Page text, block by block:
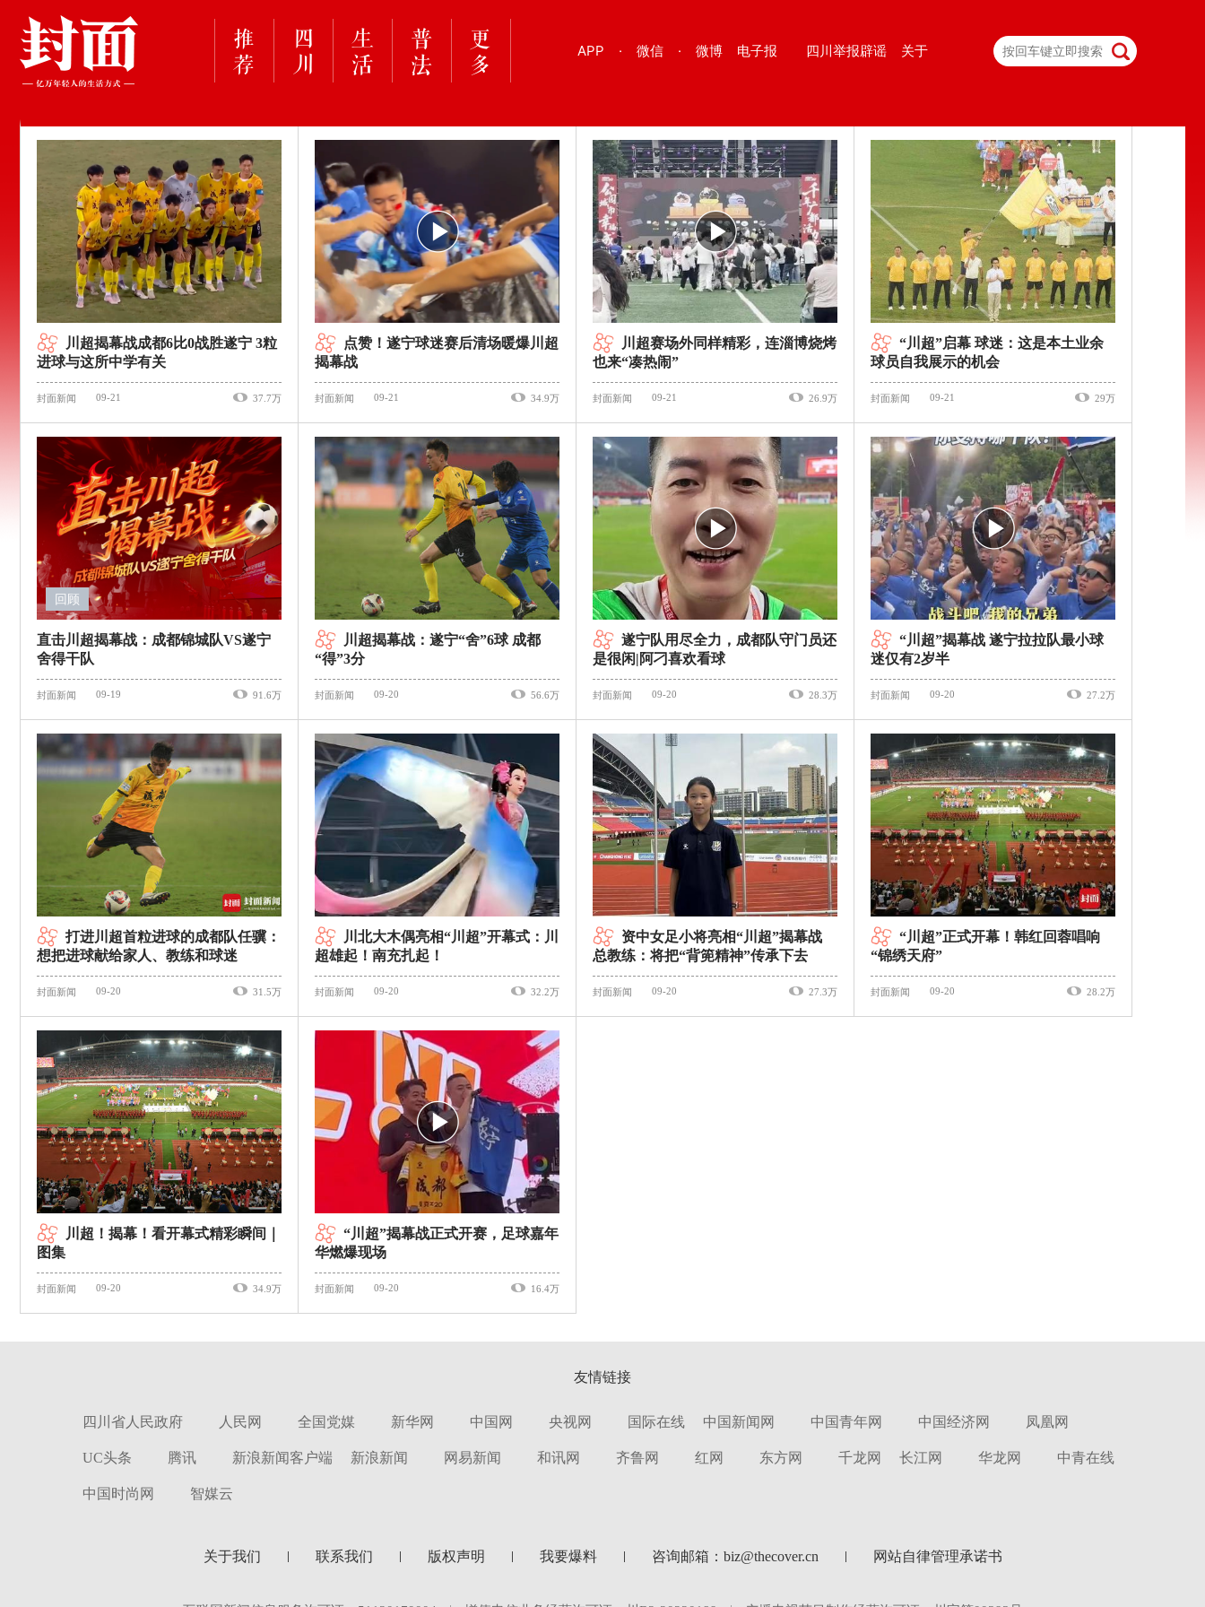
APP · 微信 · 微博 电子报 四川举报辟谣 关于
川超揭幕战成都6比0战胜遂宁 3粒
进球与这所中学有关
封面新闻 09-21 37.7万
点赞！遂宁球迷赛后清场暖爆川超
揭幕战​
封面新闻 09-21 34.9万
川超赛场外同样精彩，连淄博烧烤
也来“凑热闹”
封面新闻 09-21 26.9万
“川超”启幕 球迷：这是本土业余
球员自我展示的机会
封面新闻 09-21 29万
回顾
直击川超揭幕战：成都锦城队VS遂宁
舍得干队
封面新闻 09-19 91.6万
川超揭幕战：遂宁“舍”6球 成都
“得”3分
封面新闻 09-20 56.6万
遂宁队用尽全力，成都队守门员还
是很闲|阿刁喜欢看球
封面新闻 09-20 28.3万
“川超”揭幕战 遂宁拉拉队最小球
迷仅有2岁半
封面新闻 09-20 27.2万
打进川超首粒进球的成都队任骥：
想把进球献给家人、教练和球迷
封面新闻 09-20 31.5万
川北大木偶亮相“川超”开幕式：川
超雄起！南充扎起！
封面新闻 09-20 32.2万
资中女足小将亮相“川超”揭幕战
总教练：将把“背篼精神”传承下去
封面新闻 09-20 27.3万
“川超”正式开幕！韩红回蓉唱响
“锦绣天府”
封面新闻 09-20 28.2万
川超！揭幕！看开幕式精彩瞬间｜
图集
封面新闻 09-20 34.9万
“川超”揭幕战正式开赛，足球嘉年
华燃爆现场
封面新闻 09-20 16.4万
友情链接
四川省人民政府 人民网 全国党媒 新华网 中国网 央视网 国际在线 中国新闻网 中国青年网 中国经济网 凤凰网
UC头条 腾讯 新浪新闻客户端 新浪新闻 网易新闻 和讯网 齐鲁网 红网 东方网 千龙网 长江网 华龙网 中青在线
中国时尚网 智媒云
关于我们 联系我们 版权声明 我要爆料 咨询邮箱：biz@thecover.cn 网站自律管理承诺书